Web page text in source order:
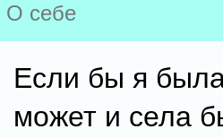
О себе
Если бы я
может и села